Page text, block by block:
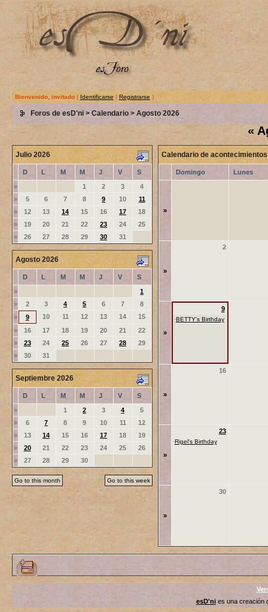
Bienvenido, invitado( Identificarse | Registrarse )
Foros de esD'ni> Calendario> Agosto 2026
«
Julio 2026
D L M M J V
S
»
1 2 3
4
»
5 6 7 8 9 10
11
»
12 13 14 15 16 17
18
»
19 20 21 22 23 24
25
»
26 27 28 29 30 31
Agosto 2026
D L M M J V
S
»
1
»
2 3 4 5 6 7
8
»
9 10 11 12 13 14
15
»
16 17 18 19 20 21
22
»
23 24 25 26 27 28
29
»
30 31
Septiembre 2026
D L M M J V
S
»
1 2 3 4
5
»
6 7 8 9 10 11
12
»
13 14 15 16 17 18
19
»
20 21 22 23 24 25
26
»
27 28 29 30
Go to this month Go to this week
Calendario de acontecimientos
Domingo Lunes
»
»
2
»
9
·BETTY's Birthday
»
16
»
23
·Rigel's Birthday
»
30
esD'nies una creación